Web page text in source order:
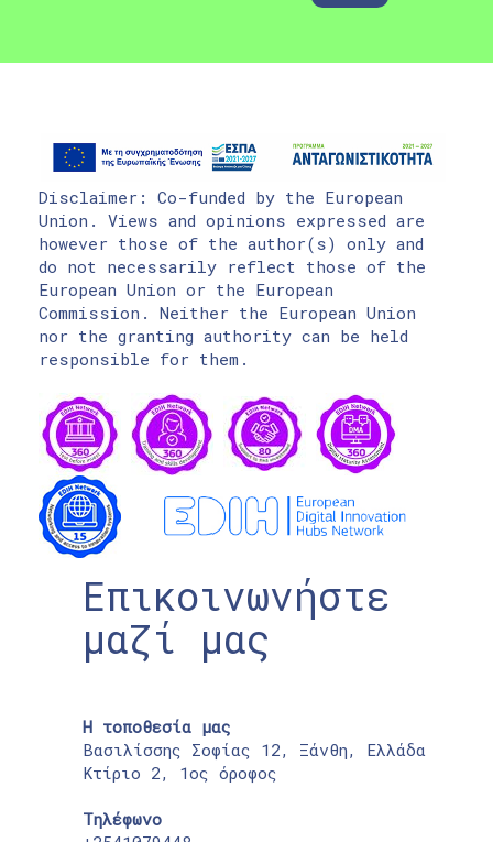
Disclaimer: Co-funded by the European
Union. Views and opinions expressed are
however those of the author(s) only and
do not necessarily reflect those of the
European Union or the European
Commission. Neither the European Union
nor the granting authority can be held
responsible for them.
Επικοινωνήστε
μαζί μας
Η τοποθεσία μας
Βασιλίσσης Σοφίας 12, Ξάνθη, Ελλάδα
Κτίριο 2, 1ος όροφος
Τηλέφωνο